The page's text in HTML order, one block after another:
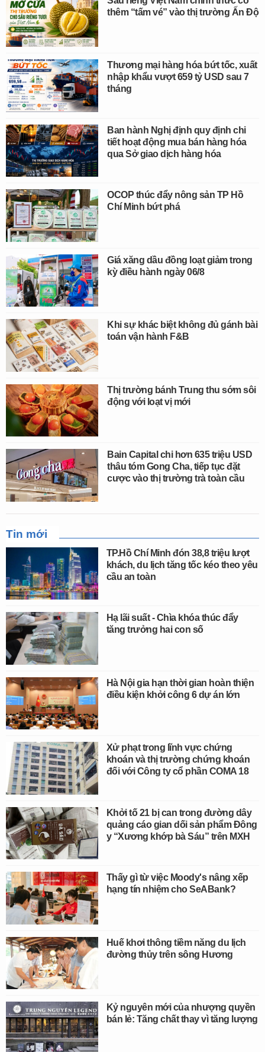
thêm “tấm vé” vào thị trường Ấn Độ
Thương mại hàng hóa bứt tốc, xuất
nhập khẩu vượt 659 tỷ USD sau 7
tháng
Ban hành Nghị định quy định chi
tiết hoạt động mua bán hàng hóa
qua Sở giao dịch hàng hóa
OCOP thúc đẩy nông sản TP Hồ
Chí Minh bứt phá
Giá xăng dầu đồng loạt giảm trong
kỳ điều hành ngày 06/8
Khi sự khác biệt không đủ gánh bài
toán vận hành F&B
Thị trường bánh Trung thu sớm sôi
động với loạt vị mới
Bain Capital chi hơn 635 triệu USD
thâu tóm Gong Cha, tiếp tục đặt
cược vào thị trường trà toàn cầu
Tin mới
TP.Hồ Chí Minh đón 38,8 triệu lượt
khách, du lịch tăng tốc kéo theo yêu
cầu an toàn
Hạ lãi suất - Chìa khóa thúc đẩy
tăng trưởng hai con số
Hà Nội gia hạn thời gian hoàn thiện
điều kiện khởi công 6 dự án lớn
Xử phạt trong lĩnh vực chứng
khoán và thị trường chứng khoán
đối với Công ty cổ phần COMA 18
Khởi tố 21 bị can trong đường dây
quảng cáo gian dối sản phẩm Đông
y “Xương khớp bà Sáu” trên MXH
Thấy gì từ việc Moody's nâng xếp
hạng tín nhiệm cho SeABank?
Huế khơi thông tiềm năng du lịch
đường thủy trên sông Hương
Kỷ nguyên mới của nhượng quyền
bán lẻ: Tăng chất thay vì tăng lượng